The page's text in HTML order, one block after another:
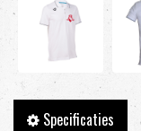
Specificaties